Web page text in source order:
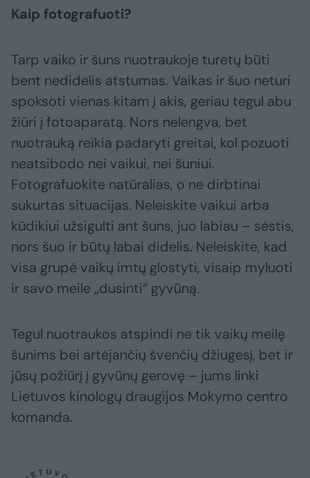
Kaip fotografuoti?
Tarp vaiko ir šuns nuotraukoje turėtų būti
bent nedidelis atstumas. Vaikas ir šuo neturi
spoksoti vienas kitam į akis, geriau tegul abu
žiūri į fotoaparatą. Nors nelengva, bet
nuotrauką reikia padaryti greitai, kol pozuoti
neatsibodo nei vaikui, nei šuniui.
Fotografuokite natūralias, o ne dirbtinai
sukurtas situacijas. Neleiskite vaikui arba
kūdikiui užsigulti ant šuns, juo labiau – sėstis,
nors šuo ir būtų labai didelis. Neleiskite, kad
visa grupė vaikų imtų glostyti, visaip myluoti
ir savo meile „dusinti“ gyvūną.
Tegul nuotraukos atspindi ne tik vaikų meilę
šunims bei artėjančių švenčių džiugesį, bet ir
jūsų požiūrį į gyvūnų gerovę – jums linki
Lietuvos kinologų draugijos Mokymo centro
komanda.